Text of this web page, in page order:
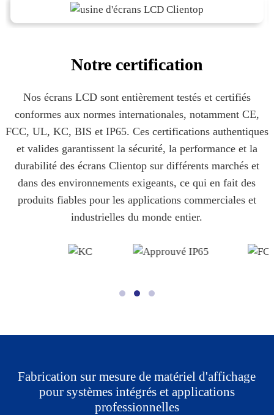
Notre certification
Nos écrans LCD sont entièrement testés et certifiés
conformes aux normes internationales, notamment CE,
FCC, UL, KC, BIS et IP65. Ces certifications authentiques
et valides garantissent la sécurité, la performance et la
durabilité des écrans Clientop sur différents marchés et
dans des environnements exigeants, ce qui en fait des
produits fiables pour les applications commerciales et
industrielles du monde entier.
Fabrication sur mesure de matériel d'affichage
pour systèmes intégrés et applications
professionnelles